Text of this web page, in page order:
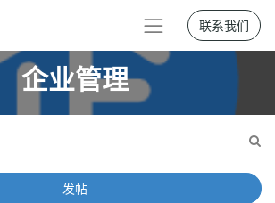
联系我们
企业管理
发帖